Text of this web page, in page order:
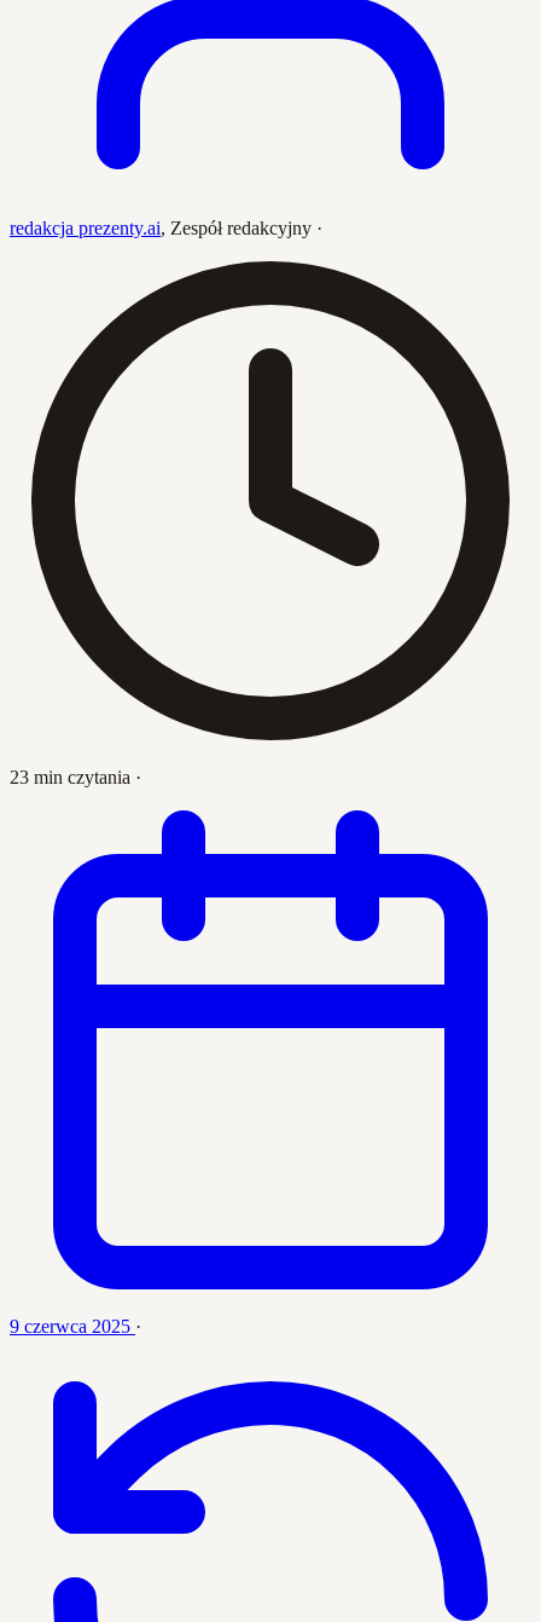
redakcja prezenty.ai, Zespół redakcyjny ·
23 min czytania ·
9 czerwca 2025 ·